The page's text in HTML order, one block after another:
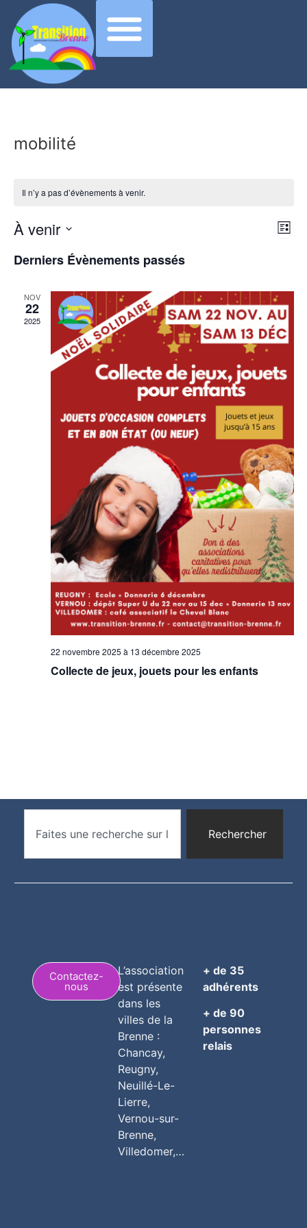
mobilité
Il n’y a pas d’évènements à venir.
Liste
À venir
une
date.
Derniers Évènements passés
NOV
22
2025
22 novembre 2025 à 13 décembre 2025
Collecte de jeux, jouets pour les enfants
Rechercher
Contactez-
nous
L’association
est présente
dans les
villes de la
Brenne :
Chancay,
Reugny,
Neuillé-Le-
Lierre,
Vernou-sur-
Brenne,
Villedomer,…
+ de 35
adhérents
+ de 90
personnes
relais